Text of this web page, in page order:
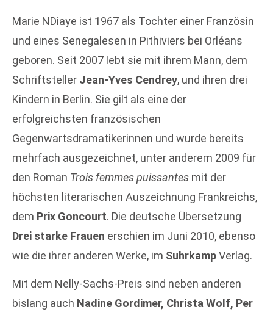
Marie NDiaye ist 1967 als Tochter einer Französin
und eines Senegalesen in Pithiviers bei Orléans
geboren. Seit 2007 lebt sie mit ihrem Mann, dem
Schriftsteller Jean-Yves Cendrey, und ihren drei
Kindern in Berlin. Sie gilt als eine der
erfolgreichsten französischen
Gegenwartsdramatikerinnen und wurde bereits
mehrfach ausgezeichnet, unter anderem 2009 für
den Roman Trois femmes puissantes mit der
höchsten literarischen Auszeichnung Frankreichs,
dem Prix Goncourt. Die deutsche Übersetzung
Drei starke Frauen erschien im Juni 2010, ebenso
wie die ihrer anderen Werke, im SuhrkampVerlag.
Mit dem Nelly-Sachs-Preis sind neben anderen
bislang auch Nadine Gordimer, Christa Wolf, Per